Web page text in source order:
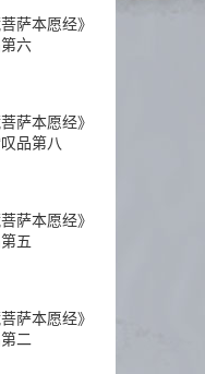
萨本愿经》
六
萨本愿经》
品第八
萨本愿经》
五
萨本愿经》
二